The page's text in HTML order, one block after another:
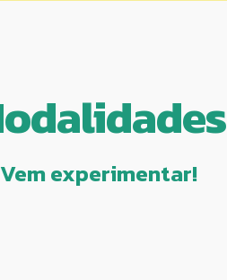
Vem experimentar!